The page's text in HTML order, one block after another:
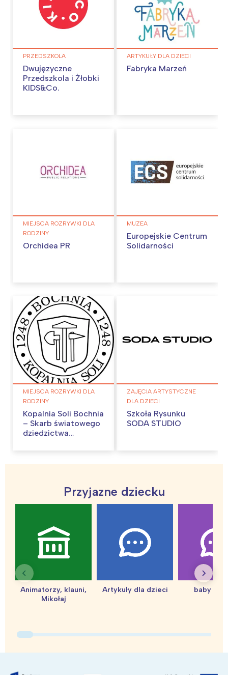
PRZEDSZKOLA
Dwujęzyczne
Przedszkola i Żłobki
KIDS&Co.
ARTYKUŁY DLA DZIECI
Fabryka Marzeń
MIEJSCA ROZRYWKI DLA
RODZINY
Orchidea PR
MUZEA
Europejskie Centrum
Solidarności
MIEJSCA ROZRYWKI DLA
RODZINY
Kopalnia Soli Bochnia
– Skarb światowego
dziedzictwa
ZAJĘCIA ARTYSTYCZNE
DLA DZIECI
Szkoła Rysunku
SODA STUDIO
Przyjazne dziecku
Animatorzy, klauni,
Mikołaj
Artykuły dla dzieci baby
tego regionu:
Warszawa
Łódź
Trójmiasto
Poznań
Śląsk
Kraków
Południe